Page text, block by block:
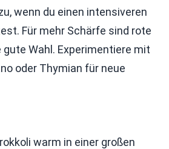
wenn du einen intensiveren
Für mehr Schärfe sind rote
Wahl. Experimentiere mit
oder Thymian für neue
warm in einer großen